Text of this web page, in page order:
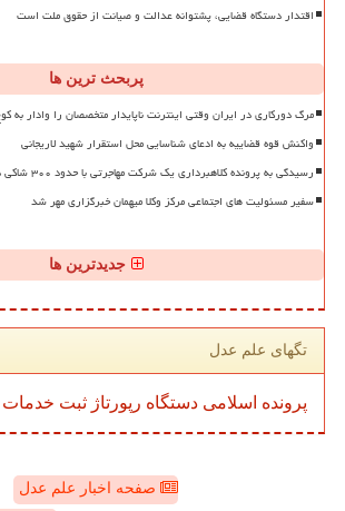
اقتدار دستگاه قضایی، پشتوانه عدالت و صیانت از حقوق ملت است
پربحث ترین ها
مرگ دورکاری در ایران وقتی اینترنت ناپایدار متخصصان را وادار به
واکنش قوه قضاییه به ادعای شناسایی محل استقرار شهید لاریجانی
رسیدگی به پرونده کلاهبرداری یک شرکت مهاجرتی با حدود ۳۰۰ شاکی در دادسرای تهران
سفیر مسئولیت های اجتماعی مرکز وکلا میهمان خبرگزاری مهر شد
جدیدترین ها
تگهای علم عدل
پرونده اسلامی دستگاه رپورتاژ ثبت خدمات
صفحه اخبار علم عدل